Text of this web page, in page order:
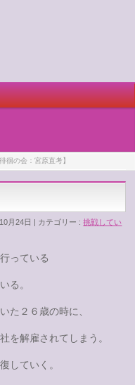
徘徊の会：宮原直考】
月24日 カテゴリー :挑戦してい
っている
る。
た２６歳の時に、
を解雇されてしまう。
していく。